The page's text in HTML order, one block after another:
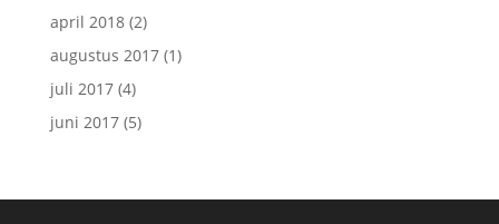
april 2018(2)
augustus 2017(1)
juli 2017(4)
juni 2017(5)